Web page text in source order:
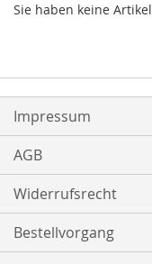
Sie haben keine
Impressum
AGB
Widerrufsrecht
Bestellvorgang